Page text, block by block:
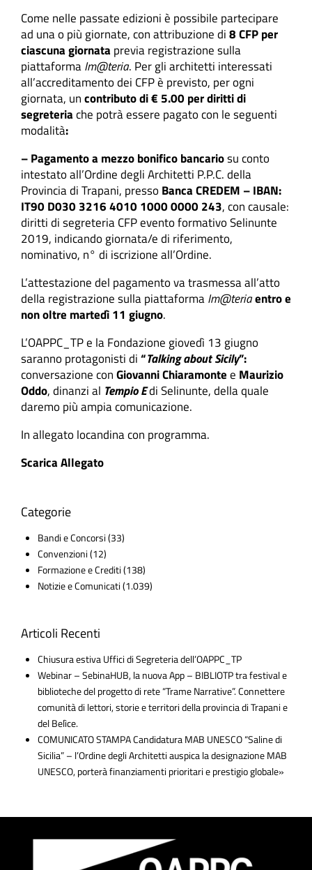
Come nelle passate edizioni è possibile partecipare
ad una o più giornate, con attribuzione di8 CFP per
ciascuna giornata previa registrazione sulla
piattaformaIm@teria. Per gli architetti interessati
all’accreditamento dei CFP è previsto, per ogni
giornata, uncontributo di € 5.00 per diritti di
segreteriache potrà essere pagato con le seguenti
modalità:
– Pagamento a mezzo bonifico bancariosu conto
intestato all’Ordine degli Architetti P.P.C. della
Provincia di Trapani, pressoBanca CREDEM – IBAN:
IT90 D030 3216 4010 1000 0000 243, con causale:
diritti di segreteria CFP evento formativo Selinunte
2019, indicando giornata/e di riferimento,
nominativo, n° di iscrizione all’Ordine.
L’attestazione del pagamento va trasmessa all’atto
della registrazione sulla piattaformaIm@teriaentro e
non oltre martedì 11 giugno.
L’OAPPC_TP e la Fondazione giovedì 13 giugno
saranno protagonisti di“Talking about Sicily”:
conversazione conGiovanni Chiaramontee Maurizio
Oddo, dinanzi al Tempio Edi Selinunte, della quale
daremo più ampia comunicazione.
In allegato locandina con programma.
Scarica Allegato
Categorie
Bandi e Concorsi(33)
Convenzioni(12)
Formazione e Crediti(138)
Notizie e Comunicati(1.039)
Articoli Recenti
Chiusura estiva Uffici di Segreteria dell’OAPPC_TP
Webinar – SebinaHUB, la nuova App – BIBLIOTP tra festival e
biblioteche del progetto di rete “Trame Narrative”. Connettere
comunità di lettori, storie e territori della provincia di Trapani e
del Belìce.
COMUNICATO STAMPA Candidatura MAB UNESCO “Saline di
Sicilia” – l’Ordine degli Architetti auspica la designazione MAB
UNESCO, porterà finanziamenti prioritari e prestigio globale»